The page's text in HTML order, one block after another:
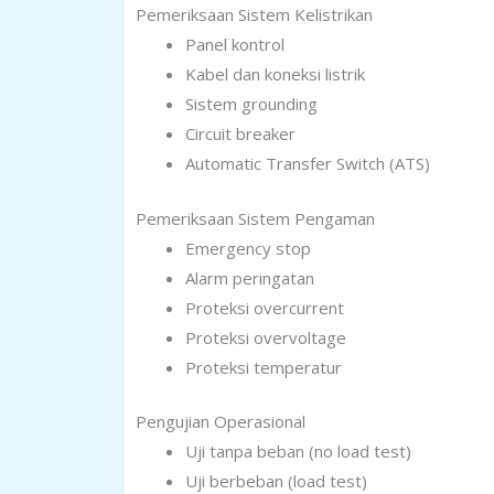
Pemeriksaan Sistem Kelistrikan
Panel kontrol
Kabel dan koneksi listrik
Sistem grounding
Circuit breaker
Automatic Transfer Switch (ATS)
Pemeriksaan Sistem Pengaman
Emergency stop
Alarm peringatan
Proteksi overcurrent
Proteksi overvoltage
Proteksi temperatur
Pengujian Operasional
Uji tanpa beban (no load test)
Uji berbeban (load test)